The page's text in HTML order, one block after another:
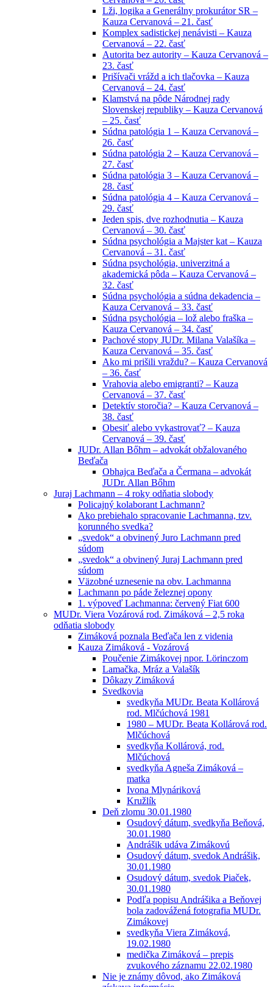
Lži, logika a Generálny prokurátor SR –
Kauza Cervanová – 21. časť
Komplex sadistickej nenávisti – Kauza
Cervanová – 22. časť
Autorita bez autority – Kauza Cervanová –
23. časť
Prišívači vrážd a ich tlačovka – Kauza
Cervanová – 24. časť
Klamstvá na pôde Národnej rady
Slovenskej republiky – Kauza Cervanová
– 25. časť
Súdna patológia 1 – Kauza Cervanová –
26. časť
Súdna patológia 2 – Kauza Cervanová –
27. časť
Súdna patológia 3 – Kauza Cervanová –
28. časť
Súdna patológia 4 – Kauza Cervanová –
29. časť
Jeden spis, dve rozhodnutia – Kauza
Cervanová – 30. časť
Súdna psychológia a Majster kat – Kauza
Cervanová – 31. časť
Súdna psychológia, univerzitná a
akademická pôda – Kauza Cervanová –
32. časť
Súdna psychológia a súdna dekadencia –
Kauza Cervanová – 33. časť
Súdna psychológia – lož alebo fraška –
Kauza Cervanová – 34. časť
Pachové stopy JUDr. Milana Valašíka –
Kauza Cervanová – 35. časť
Ako mi prišili vraždu? – Kauza Cervanová
– 36. časť
Vrahovia alebo emigranti? – Kauza
Cervanová – 37. časť
Detektív storočia? – Kauza Cervanová –
38. časť
Obesiť alebo vykastrovať? – Kauza
Cervanová – 39. časť
JUDr. Allan Bőhm – advokát obžalovaného
Beďača
Obhajca Beďača a Čermana – advokát
JUDr. Allan Bőhm
Juraj Lachmann – 4 roky odňatia slobody
Policajný kolaborant Lachmann?
Ako prebiehalo spracovanie Lachmanna, tzv.
korunného svedka?
„svedok“ a obvinený Juro Lachmann pred
súdom
„svedok“ a obvinený Juraj Lachmann pred
súdom
Väzobné uznesenie na obv. Lachmanna
Lachmann po páde železnej opony
1. výpoveď Lachmanna: červený Fiat 600
MUDr. Viera Vozárová rod. Zimáková – 2,5 roka
odňatia slobody
Zimáková poznala Beďača len z videnia
Kauza Zimáková - Vozárová
Poučenie Zimákovej npor. Lörinczom
Lamačka, Mráz a Valašík
Dôkazy Zimáková
Svedkovia
svedkyňa MUDr. Beata Kollárová
rod. Mlčúchová 1981
1980 – MUDr. Beata Kollárová rod.
Mlčúchová
svedkyňa Kollárová, rod.
Mlčúchová
svedkyňa Agneša Zimáková –
matka
Ivona Mlynáriková
Kružlík
Deň zlomu 30.01.1980
Osudový dátum, svedkyňa Beňová,
30.01.1980
Andrášik udáva Zimákovú
Osudový dátum, svedok Andrášik,
30.01.1980
Osudový dátum, svedok Piaček,
30.01.1980
Podľa popisu Andrášika a Beňovej
bola zadovážená fotografia MUDr.
Zimákovej
svedkyňa Viera Zimáková,
19.02.1980
medička Zimáková – prepis
zvukového záznamu 22.02.1980
Nie je známy dôvod, ako Zimáková